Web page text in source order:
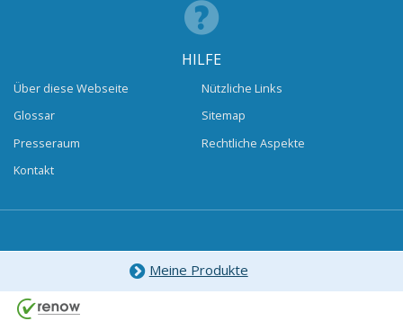
HILFE
Über diese Webseite
Glossar
Presseraum
Kontakt
Nützliche Links
Sitemap
Rechtliche Aspekte
Meine Produkte